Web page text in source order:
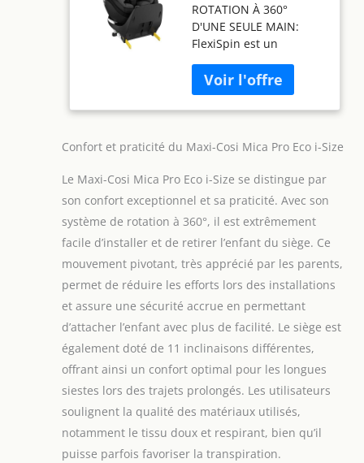
0-4 ans (40-105
cm), ClimaFlow,
Protection G-CELL
contre chocs
latéraux, Tissus
100 % recyclés,
appui-tête
Authentic Black
ROTATION À 360°
D'UNE SEULE MAIN:
FlexiSpin est un
intelligent intégré qui
permet de tourner
facilement les sièges
main, ce qui facilite
de votre enfant.
TECHNOLOGIE
CLIMAFLOW: Doté de
vastes panneaux de
ventilation ClimaFlow
optimisés et de mousse
respirante pour
améliorer la circulation
de l’air et maintenir en
permanence une
température optimale
pour votre enfant.
PROTECTION CONTRE
LES CHOCS LATÉRAUX
G-CELL 2.0 : Ajoute une
protection maximale
intégrée avec une
Confort et praticité du Maxi-Cosi Mica Pro Eco i-Size
Le Maxi-Cosi Mica Pro Eco i-Size se distingue par
son confort exceptionnel et sa praticité. Avec son
système de rotation à 360°, il est extrêmement
facile d’installer et de retirer l’enfant du siège. Ce
mouvement pivotant, très apprécié par les parents,
permet de réduire les efforts lors des installations
et assure une sécurité accrue en permettant
d’attacher l’enfant avec plus de facilité. Le siège est
également doté de 11 inclinaisons différentes,
offrant ainsi un confort optimal pour les longues
siestes lors des trajets prolongés. Les utilisateurs
soulignent la qualité des matériaux utilisés,
notamment le tissu doux et respirant, bien qu’il
puisse parfois favoriser la transpiration.